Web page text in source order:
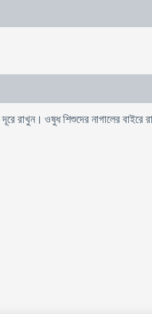
রাখুন। ওষুধ শিশুদের নাগালের বাইরে